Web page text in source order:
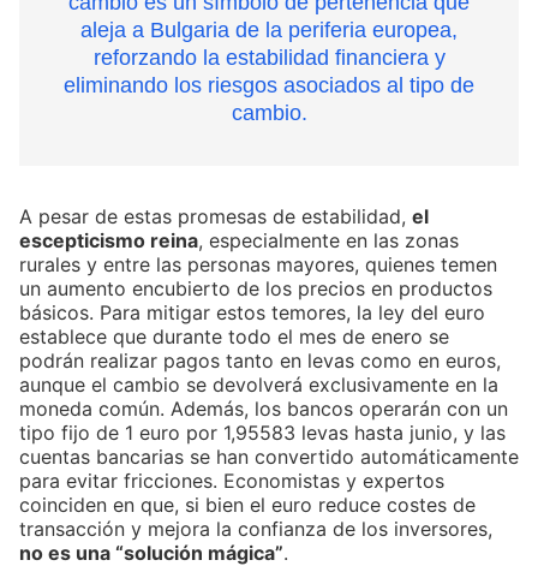
aleja a Bulgaria de la periferia europea,
reforzando la estabilidad financiera y
eliminando los riesgos asociados al tipo de
cambio.
A pesar de estas promesas de estabilidad, el
escepticismo reina, especialmente en las zonas
rurales y entre las personas mayores, quienes temen
un aumento encubierto de los precios en productos
básicos. Para mitigar estos temores, la ley del euro
establece que durante todo el mes de enero se
podrán realizar pagos tanto en levas como en euros,
aunque el cambio se devolverá exclusivamente en la
moneda común. Además, los bancos operarán con un
tipo fijo de 1 euro por 1,95583 levas hasta junio, y las
cuentas bancarias se han convertido automáticamente
para evitar fricciones. Economistas y expertos
coinciden en que, si bien el euro reduce costes de
transacción y mejora la confianza de los inversores,
no es una “solución mágica”.